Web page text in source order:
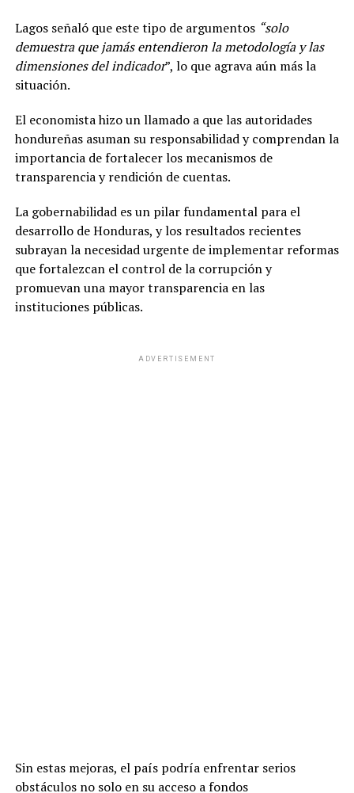
Lagos señaló que este tipo de argumentos “solo
demuestra que jamás entendieron la metodología y las
dimensiones del indicador”, lo que agrava aún más la
situación.
El economista hizo un llamado a que las autoridades
hondureñas asuman su responsabilidad y comprendan la
importancia de fortalecer los mecanismos de
transparencia y rendición de cuentas.
La gobernabilidad es un pilar fundamental para el
desarrollo de Honduras, y los resultados recientes
subrayan la necesidad urgente de implementar reformas
que fortalezcan el control de la corrupción y
promuevan una mayor transparencia en las
instituciones públicas.
ADVERTISEMENT
Sin estas mejoras, el país podría enfrentar serios
obstáculos no solo en su acceso a fondos